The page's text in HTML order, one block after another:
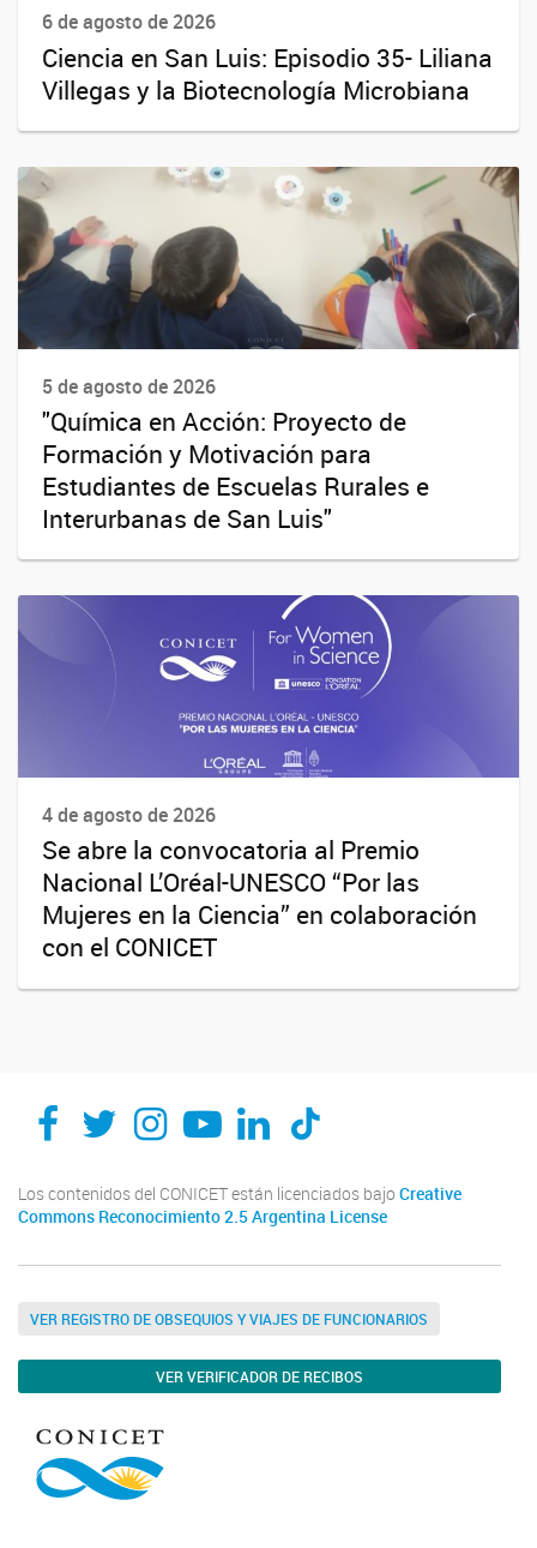
6 de agosto de 2026
Ciencia en San Luis: Episodio 35- Liliana
Villegas y la Biotecnología Microbiana
5 de agosto de 2026
"Química en Acción: Proyecto de
Formación y Motivación para
Estudiantes de Escuelas Rurales e
Interurbanas de San Luis"
4 de agosto de 2026
Se abre la convocatoria al Premio
Nacional L’Oréal-UNESCO “Por las
Mujeres en la Ciencia” en colaboración
con el CONICET
Los contenidos del CONICET están licenciados bajo Creative
Commons Reconocimiento 2.5 Argentina License
VER REGISTRO DE OBSEQUIOS Y VIAJES DE FUNCIONARIOS
VER VERIFICADOR DE RECIBOS